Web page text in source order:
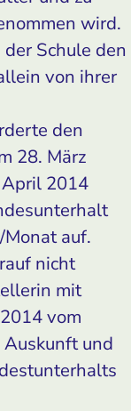
wird.
Schule den
von ihrer
den
28. März
April 2014
auf.
nicht
mit
vom
und